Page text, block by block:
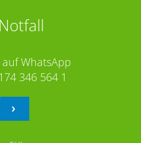
WhatsApp
346 564 1